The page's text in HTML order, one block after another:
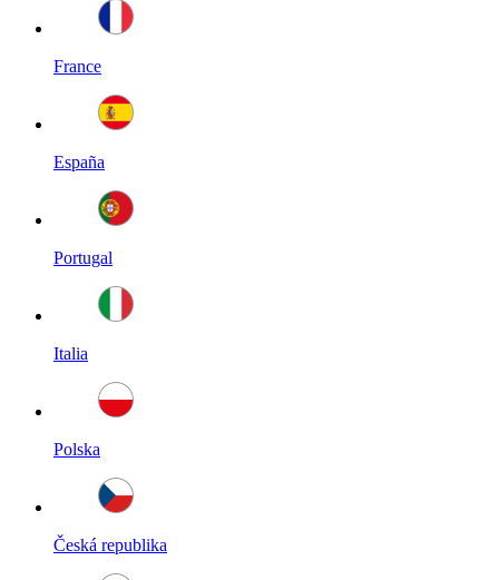
France
España
Portugal
Italia
Polska
Česká republika